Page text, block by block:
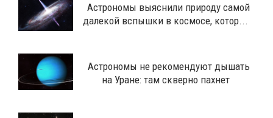
Астрономы выяснили природу самой
далекой вспышки в космосе, котор...
Астрономы не рекомендуют дышать
на Уране: там скверно пахнет